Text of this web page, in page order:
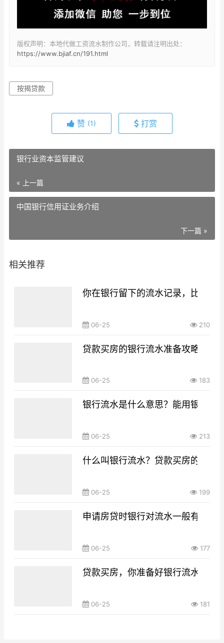
版权声明：本地代做工资流水制作公司，转载请注明出处：
https://www.bjiaf.cn/191.html
按揭贷款
赞 (1) 打赏
银行业资本监管建议
« 上一篇
中国银行信用证业务介绍
下一篇 »
相关推荐
你在银行留下的流水记录，比你想
06-25 210
贷款买房的银行流水准备攻略，你
06-25 183
银行流水是什么意思？能用银行流
06-25 213
什么叫银行流水？贷款买房的银行
06-25 199
申请房贷时银行对流水一般有什么
06-25 177
贷款买房，你准备好银行流水了吗
06-25 181